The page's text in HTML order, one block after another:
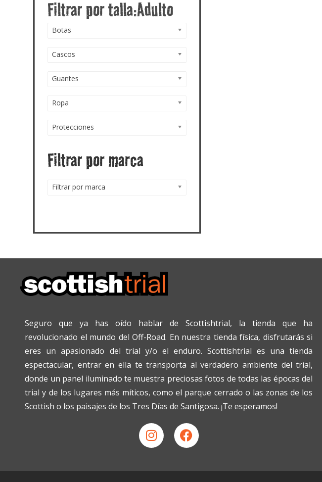
Botas
Cascos
Guantes
Ropa
Protecciones
Filtrar por marca
Filtrar por marca
Seguro que ya has oído hablar de Scottishtrial, la tienda que ha
revolucionado el mundo del Off-Road. En nuestra tienda física, disfrutarás si
eres un apasionado del trial y/o el enduro. Scottishtrial es una tienda
espectacular, entrar en ella te transporta al verdadero ambiente del trial,
donde un panel iluminado te muestra preciosas fotos de todas las épocas del
trial y de los lugares más míticos, como el parque cerrado o las zonas de los
Scottish o los paisajes de los Tres Días de Santigosa. ¡Te esperamos!